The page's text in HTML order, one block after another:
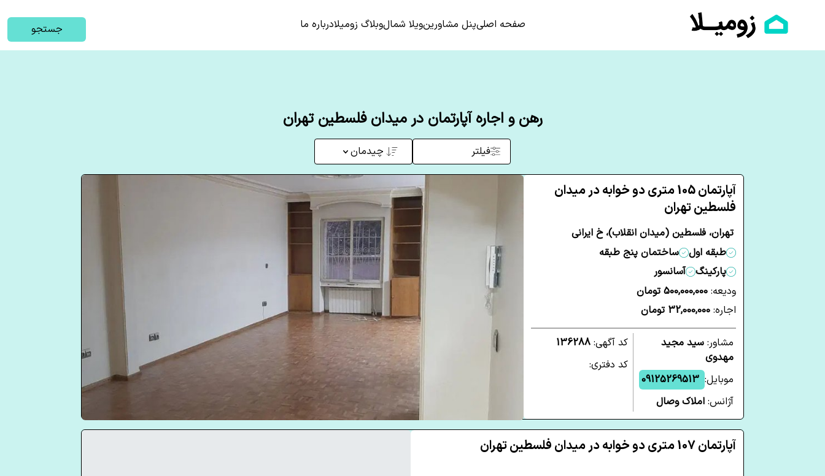
صفحه اصلیپنل مشاورینویلا شمالوبلاگ زومیلادرباره ما جستجو
رهن و اجاره آپارتمان در میدان فلسطین تهران
فیلتر چیدمان
آپارتمان 105 متری دو خوابه در میدان
فلسطین تهران
تهران، فلسطین (میدان انقلاب)، خ ایرانی
طبقه اول
ساختمان پنج طبقه
پارکینگ
آسانسور
ودیعه: 500,000,000 تومان
اجاره: 32,000,000 تومان
مشاور: سید مجید
مهدوی
موبایل: 09125269513
آژانس: املاک وصال
کد آگهی: 136288
کد دفتری:
آپارتمان 107 متری دو خوابه در میدان فلسطین تهران